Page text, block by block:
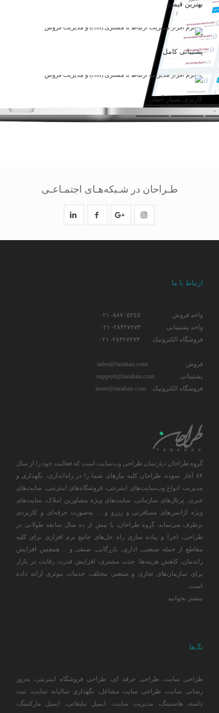
بهترین قیمت
پشتیبانی کامل
کاربری بسیار آسان
طـراحان در شـبکه‌هـای اجتمـاعـی
ارتباط با ما
واحد فروش
٨٨٧٠٥٢٤٥- ٠٢١
واحد پشتیبانی
۲۸۴۲۷۲۷۳- ٠٢١
فروشگاه الکترونیک
۲۸۴۲۷۲۷۳- ٠٢١
فروش
sales@tarahan.com
پشتیبانی
support@tarahan.com
فروشگاه الکترونیک
store@tarahan.com
گروه طراحان دپارتمان طراحی وب‌سایت است که فعالیت خود را از سال
۸۴ آغاز نموده. طراحان کلیه نیاز‌های شما را در راه‌اندازی، نگهداری و
مدیریت انواع وب‌سایت‌های اینترنتی، فروشگاه‌های اینترنتی، سایت‌های
خبری، پرتال‌های سازمانی، سایت‌های ویژه مشاورین املاک، سایت‌های
ویژه آژانس‌های مسافرتی و رزرو و ... به‌صورت حرفه‌ای و کاربردی
برطرف می‌نماید. گروه طراحان، با بیش از ده سال سابقه طولانی در
طراحی، اجرا و پیاده سازی راه حل‌های جامع نرم افزاری برای کلیه
مقاطع از جمله صنعتی، اداری، بازرگانی، صنفی و ... همچنین افزایش
راندمان، کاهش هزینه‌ها، جذب مشتری، افزایش قدرت رقابت در بازار
برای سازمان‌های تجاری و صنعتی مختلف، خدمات موثری ارائه داده
است.
بیشتر بخوانید
تگ‌ها
طراحی سایت، طراحی حرفه ای، طراحی فروشگاه اینترنتی، به‌روز
رسانی سایت، طراحی سایت مشاغل، نگهداری سالیانه سایت، ثبت
دامنه، هاستینگ، مدیریت سایت، ایمیل تبلیغاتی، ایمیل مارکتینگ،